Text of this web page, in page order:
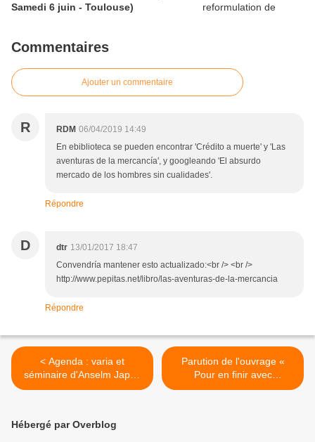
Samedi 6 juin - Toulouse)
Commentaires
Ajouter un commentaire
R RDM 06/04/2019 14:49
En ebiblioteca se pueden encontrar 'Crédito a muerte' y 'Las
aventuras de la mercancía', y googleando 'El absurdo
mercado de los hombres sin cualidades'.
Répondre
D dtr 13/01/2017 18:47
Convendría mantener esto actualizado:<br /> <br />
http://www.pepitas.net/libro/las-aventuras-de-la-mercancia
Répondre
< Agenda : varia et
séminaire d'Anselm Jappe
(Capitalisme et
Parution de l'ouvrage «
Pour en finir avec
l'économie. Décroissance et
Hébergé par Overblog